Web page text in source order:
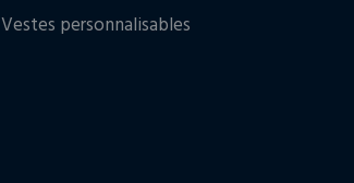
Vestes personnalisables